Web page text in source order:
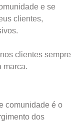
e se
clientes,
clientes sempre
marca.
comunidade é o
dos